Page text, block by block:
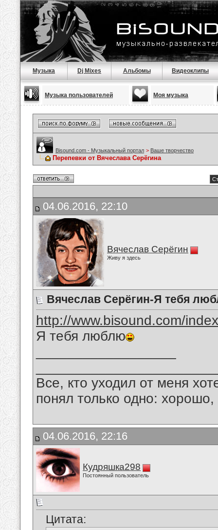
Музыка Dj Mixes Альбомы Видеоклипы
Музыка пользователей Моя музыка
Bisound.com - Музыкальный портал > Ваше творчество
Перепевки от Вячеслава Серёгина
04.06.2016, 22:10
Вячеслав Серёгин
Живу я здесь
Вячеслав Серёгин-Я тебя
http://www.bisound.com/
Я тебя люблю
Все, кто уходил от меня
понял только одно:
04.06.2016, 22:16
Кудряшка298
Постоянный пользователь
Цитата: